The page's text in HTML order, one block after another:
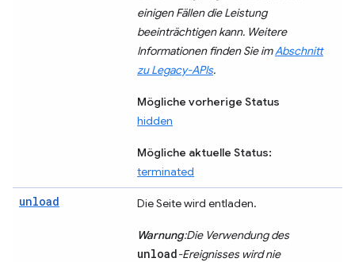
einigen Fällen die Leistung
beeinträchtigen kann. Weitere
Informationen finden Sie imAbschnitt
zu Legacy-APIs.
Mögliche vorherige Status
hidden
Mögliche aktuelle Status:
terminated
unload Die Seite wird entladen.
Warnung:Die Verwendung des
unload-Ereignisses wird nie